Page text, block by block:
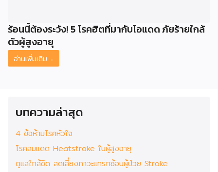
ร้อนนี้ต้องระวัง! 5 โรคฮิตที่มากับไอแดด ภัยร้ายใกล้
ตัวผู้สูงอายุ
อ่านเพิ่มเติม→
บทความล่าสุด
4 ข้อห้ามโรคหัวใจ
โรคลมแดด Heatstroke ในผู้สูงอายุ
ดูแลใกล้ชิด ลดเสี่ยงภาวะแทรกซ้อนผู้ป่วย Stroke